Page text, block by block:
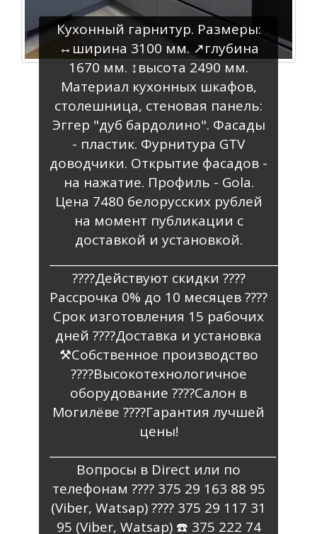
Кухонный гарнитур. Размеры:
↔️ширина 3100 мм. ↗️глубина
1670 мм. ↕️высота 2490 мм.
Материал кухонных шкафов,
столешница, стеновая панель:
Эггер "дуб бардолино". Фасады
- пластик. Фурнитура GTV
доводчики. Открытие фасадов -
на нажатие. Профиль - Gola.
Цена 7480 белорусских рублей
на момент публикации с
доставкой и установкой.
????Действуют скидки ????
Рассрочка 0% до 10 месяцев ????️
Срок изготовления 15 рабочих
дней ????Доставка и установка
⚒️Собственное производство
????Высокотехнологичное
оборудование ????Салон в
Могилёве ????Гарантия лучшей
цены!
Вопросы в Direct или по
телефонам ???? 375 29 163 88 95
(Viber, Watsap) ???? 375 29 117 31
95 (Viber, Watsap) ☎️ 375 222 74